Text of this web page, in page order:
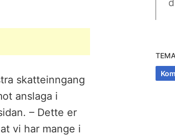
skatteinngang
anslaga i
– Dette er
vi har mange i
TEMA